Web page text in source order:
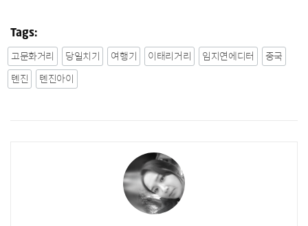
Tags:
고문화거리 당일치기 여행기 이태리거리 임지연에디터
중국
톈진
톈진아이